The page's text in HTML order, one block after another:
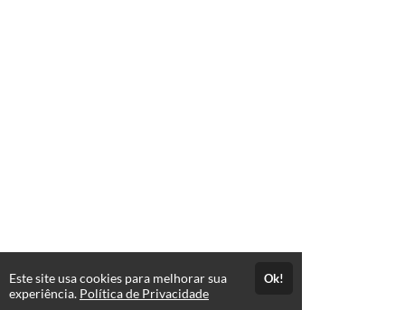
Este site usa cookies para melhorar sua
experiência. Política de Privacidade
Ok!